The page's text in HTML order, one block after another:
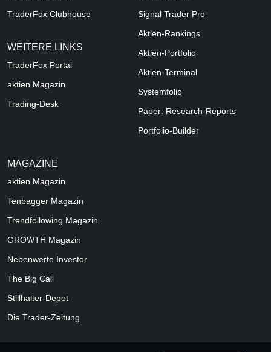
TraderFox Clubhouse
WEITERE LINKS
TraderFox Portal
aktien Magazin
Trading-Desk
Signal Trader Pro
Aktien-Rankings
Aktien-Portfolio
Aktien-Terminal
Systemfolio
Paper: Research-Reports
Portfolio-Builder
MAGAZINE
aktien Magazin
Tenbagger Magazin
Trendfollowing Magazin
GROWTH Magazin
Nebenwerte Investor
The Big Call
Stillhalter-Depot
Die Trader-Zeitung